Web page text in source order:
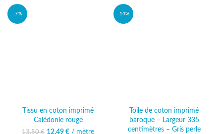
-7%
Tissu en coton imprimé
Calédonie rouge
13,50€ Le prix initial était :
12,49 € Le prix
/ mètre
-14%
Toile de coton imprimé
baroque – Largeur 335
centimètres – Gris perle